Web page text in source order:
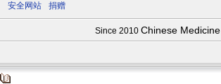
安全网站
捐赠
Since 2010 Chinese Medicine